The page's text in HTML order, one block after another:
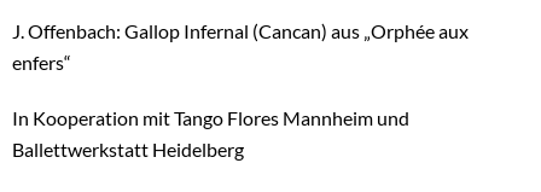
J. Offenbach: Gallop Infernal (Cancan) aus „Orphée aux
enfers“
In Kooperation mit Tango Flores Mannheim und
Ballettwerkstatt Heidelberg